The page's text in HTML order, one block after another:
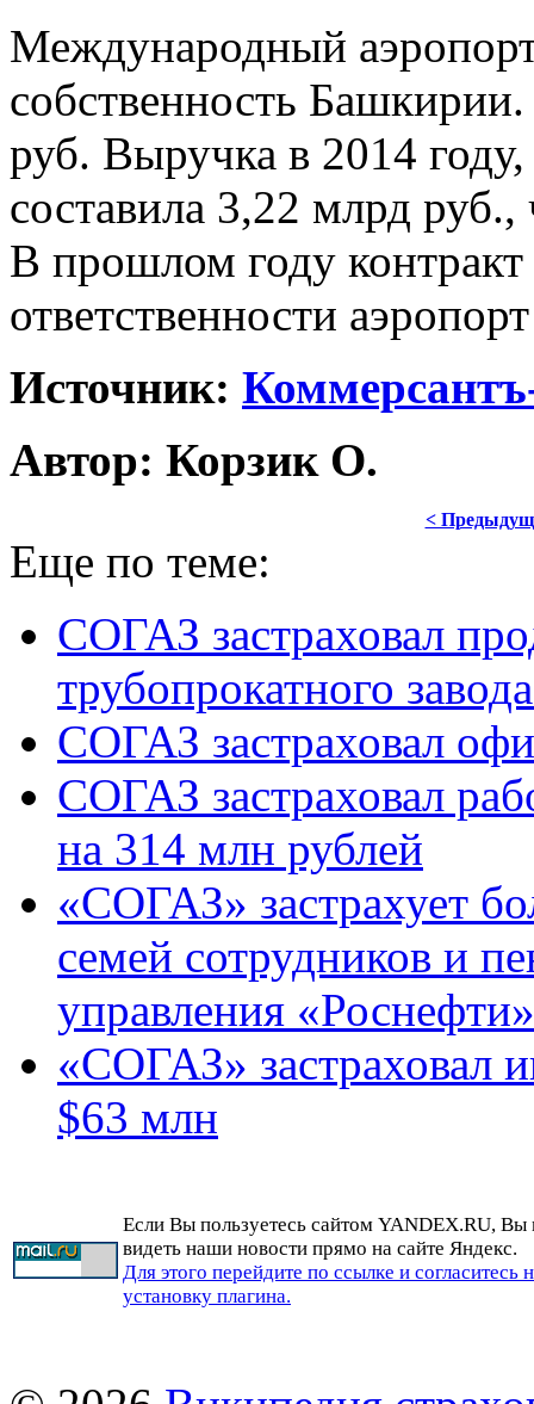
Международный
собственность
руб. Выручка в 2014
составила 3,22 млрд
В прошлом году контракт
ответственности
Источник:
Автор: Корзик О.
<
Еще по теме:
СОГАЗ застраховал
трубопрокатного
СОГАЗ застраховал
СОГАЗ застраховал
на 314 млн рублей
«СОГАЗ» застрахует
семей сотрудников и
управления «Роснефти»
«СОГАЗ» застраховал
$63 млн
Если Вы пользуетесь сайтом YANDEX.RU, Вы
видеть наши новости прямо на сайте Яндекс.
Для этого перейдите по ссылке и согласитесь
установку плагина.